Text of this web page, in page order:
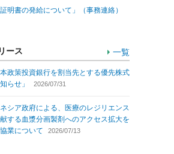
明書の発給について」（事務連絡）
ース 一覧
政策投資銀行を割当先とする優先株式
らせ」
2026/07/31
シア政府による、医療のレジリエンス
する血漿分画製剤へのアクセス拡大を
業について
2026/07/13